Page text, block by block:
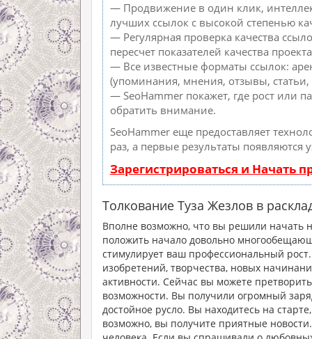
— Продвижение в один клик,
лучших ссылок с высокой степенью
— Регулярная проверка качества
пересчет показателей качества
— Все известные форматы ссылок:
(упоминания, мнения, отзывы, статьи,
— SeoHammer покажет, где рост или
обратить внимание.
SeoHammer еще предоставляет
раз, а первые результаты
Зарегистрироваться и Начать
Толкование Туза Жезлов в
Вполне возможно, что вы решили начать
положить начало довольно
стимулирует ваш профессиональный
изобретений, творчества, новых
активности. Сейчас вы можете
возможности. Вы получили огромный
достойное русло. Вы находитесь на
возможно, вы получите приятные